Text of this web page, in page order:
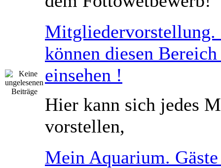
Mitgliedervorstellung.
können diesen
einsehen !
Hier kann sich jedes
vorstellen,
Mein Aquarium.